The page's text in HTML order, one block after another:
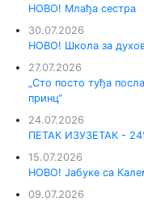
НОВО! Млађа сестра
30.07.2026
НОВО! Школа за
27.07.2026
„Сто посто туђа
принц“
24.07.2026
ПЕТАК ИЗУЗЕТАК -
15.07.2026
НОВО! Јабуке са
09.07.2026